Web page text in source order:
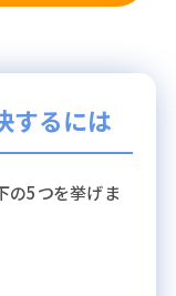
するには
の5つを挙げま